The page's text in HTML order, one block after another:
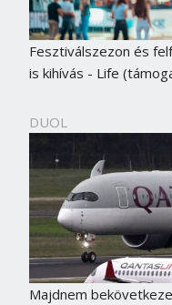
Fesztiválszezon és
is kihívás - Life
DUOL
Majdnem